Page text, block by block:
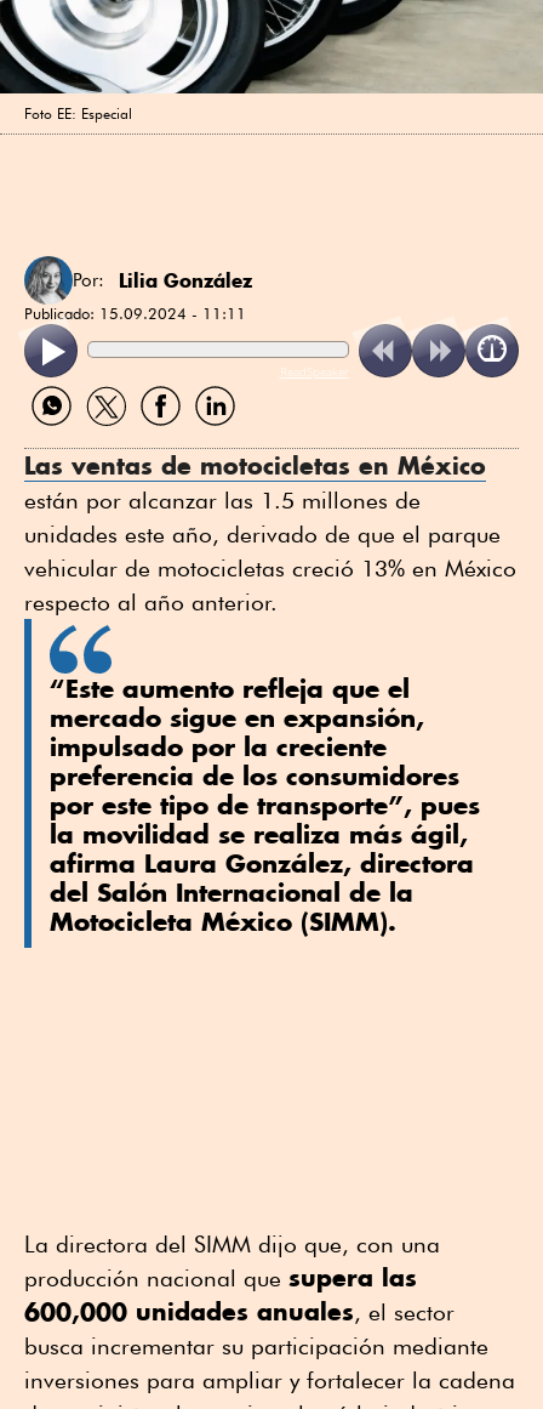
Foto EE: Especial
Por: Lilia González
Publicado: 15.09.2024 - 11:11
ReadSpeaker
Compartir
por
Compartir
por
Compartir
por
Compartir
por
Las ventas de motocicletas en México
están por alcanzar las 1.5 millones de
unidades este año, derivado de que el parque
vehicular de motocicletas creció 13% en México
respecto al año anterior.
“Este aumento refleja que el
mercado sigue en expansión,
impulsado por la creciente
preferencia de los consumidores
por este tipo de transporte”, pues
la movilidad se realiza más ágil,
afirma Laura González, directora
del Salón Internacional de la
Motocicleta México (SIMM).
La directora del SIMM dijo que, con una
producción nacional que supera las
600,000 unidades anuales, el sector
busca incrementar su participación mediante
inversiones para ampliar y fortalecer la cadena